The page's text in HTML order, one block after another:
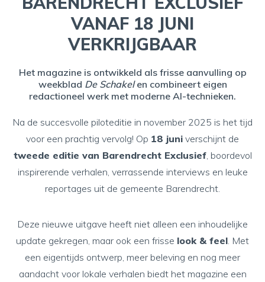
VANAF 18 JUNI
VERKRIJGBAAR
Het magazine is ontwikkeld als frisse aanvulling op
weekblad De Schakelen combineert eigen
redactioneel werk met moderne AI-technieken.
Na de succesvolle piloteditie in november 2025 is het tijd
voor een prachtig vervolg! Op 18 juni verschijnt de
tweede editie van Barendrecht Exclusief, boordevol
inspirerende verhalen, verrassende interviews en leuke
reportages uit de gemeente Barendrecht.
Deze nieuwe uitgave heeft niet alleen een inhoudelijke
update gekregen, maar ook een frisse look & feel. Met
een eigentijds ontwerp, meer beleving en nog meer
aandacht voor lokale verhalen biedt het magazine een